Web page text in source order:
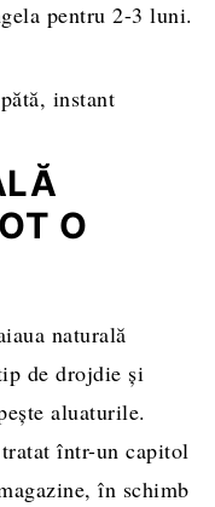
pentru 2-3 luni.
O
naturală
de drojdie și
aluaturile.
într-un capitol
în schimb